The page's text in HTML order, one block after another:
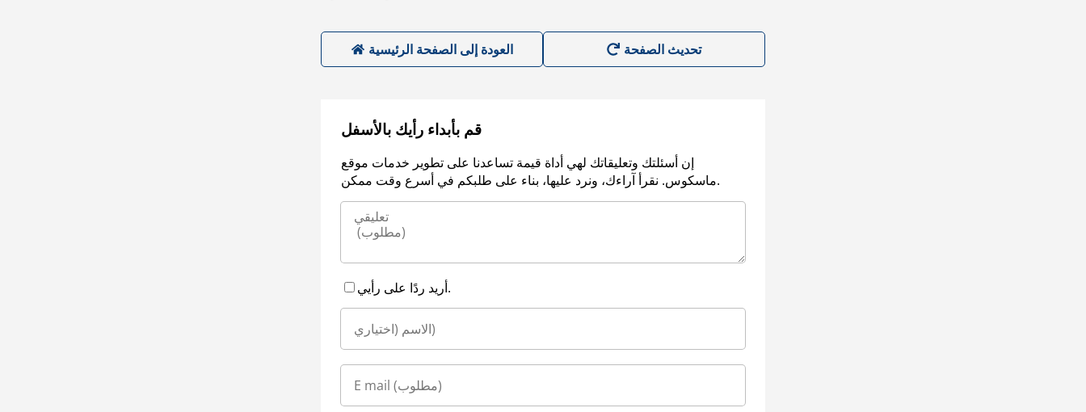
العودة إلى الصفحة الرئيسية
قم بأبداء رأيك بالأسفل
إن أسئلتك وتعليقاتك لهي أداة قيمة تساعدنا على تطوير خدمات موقع
ماسكوس. نقرأ آراءك، ونرد عليها، بناء على طلبكم في أسرع وقت ممكن.
أريد ردًا على رأيي.